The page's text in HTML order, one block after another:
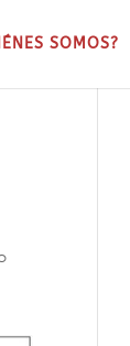
SOMOS?